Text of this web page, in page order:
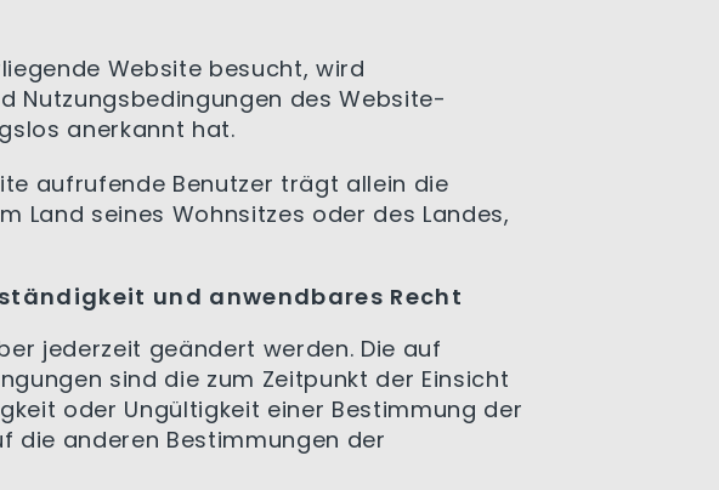
Website besucht, wird
Nutzungsbedingungen des Website-
anerkannt hat.
aufrufende Benutzer trägt allein die
Land seines Wohnsitzes oder des Landes,
und anwendbares Recht
jederzeit geändert werden. Die auf
sind die zum Zeitpunkt der Einsicht
oder Ungültigkeit einer Bestimmung der
die anderen Bestimmungen der